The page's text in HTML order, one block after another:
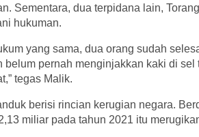
Sementara, dua terpidana lain,
hukuman.
yang sama, dua orang sudah
pernah menginjakkan kaki di sel
tegas Malik.
berisi rincian kerugian negara.
miliar pada tahun 2021 itu